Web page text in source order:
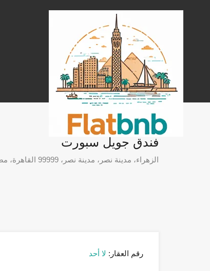
فندق جويل سبورت
الزهراء، مدينة نصر، مدينة نصر، 99999 القاهرة، مصر
رقم العقار: لا أحد